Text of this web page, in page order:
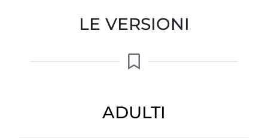
LE VERSIONI
ADULTI